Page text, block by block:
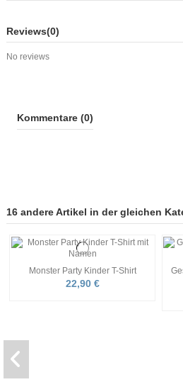
Reviews(0)
No reviews
Kommentare (0)
16 andere Artikel in der gleichen
Monster Party Kinder T-Shirt
22,90 €